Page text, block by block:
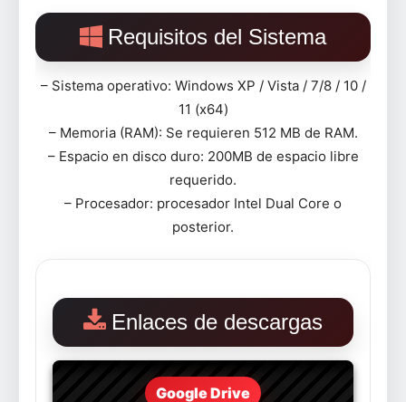
Requisitos del Sistema
– Sistema operativo: Windows XP / Vista / 7/8 / 10 /
11 (x64)
– Memoria (RAM): Se requieren 512 MB de RAM.
– Espacio en disco duro: 200MB de espacio libre
requerido.
– Procesador: procesador Intel Dual Core o
posterior.
Enlaces de descargas
Google Drive